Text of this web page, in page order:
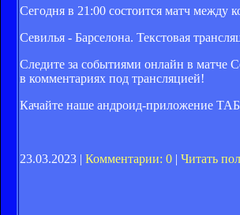
Сегодня в 21:00 состоится матч между
Севилья - Барселона. Текстовая
Следите за событиями онлайн в матче
в комментариях под трансляцией!
Качайте наше андроид-приложение
23.03.2023 | Комментарии: 0 | Читать